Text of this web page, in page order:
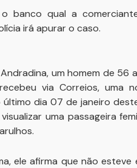
banco qual a
irá apurar o caso.
um homem de
via Correios, uma
último dia 07 de janeiro
uma passageira
ele afirma que não